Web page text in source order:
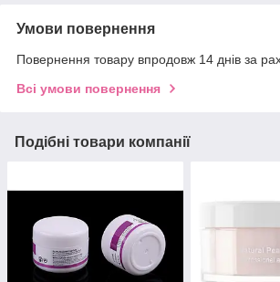
Умови повернення
Повернення товару впродовж 14 днів за
Всі умови повернення
Подібні товари компанії